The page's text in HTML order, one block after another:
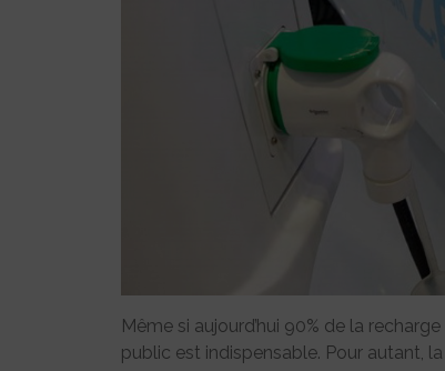
Même si aujourd’hui 90% de la
public est indispensable. Pour autant,